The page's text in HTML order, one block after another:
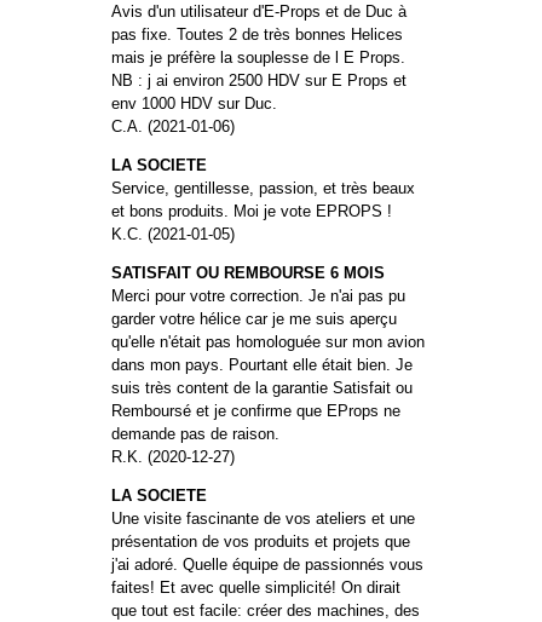
Avis d'un utilisateur d'E-Props et de Duc à
pas fixe. Toutes 2 de très bonnes Helices
mais je préfère la souplesse de l E Props.
NB : j ai environ 2500 HDV sur E Props et
env 1000 HDV sur Duc.
C.A. (2021-01-06)
LA SOCIETE
Service, gentillesse, passion, et très beaux
et bons produits. Moi je vote EPROPS !
K.C. (2021-01-05)
SATISFAIT OU REMBOURSE 6 MOIS
Merci pour votre correction. Je n'ai pas pu
garder votre hélice car je me suis aperçu
qu'elle n'était pas homologuée sur mon avion
dans mon pays. Pourtant elle était bien. Je
suis très content de la garantie Satisfait ou
Remboursé et je confirme que EProps ne
demande pas de raison.
R.K. (2020-12-27)
LA SOCIETE
Une visite fascinante de vos ateliers et une
présentation de vos produits et projets que
j'ai adoré. Quelle équipe de passionnés vous
faites! Et avec quelle simplicité! On dirait
que tout est facile: créer des machines, des